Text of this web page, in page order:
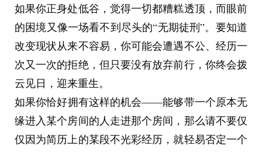
如果你正身处低谷，觉得一切都糟糕透顶，而眼前
的困境又像一场看不到尽头的“无期徒刑”。要知道
改变现状从来不容易，你可能会遭遇不公、经历一
次又一次的拒绝，但只要没有放弃前行，你终会拨
云见日，迎来重生。
如果你恰好拥有这样的机会——能够带一个原本无
缘进入某个房间的人走进那个房间，那么请不要仅
仅因为简历上的某段不光彩经历，就轻易否定一个